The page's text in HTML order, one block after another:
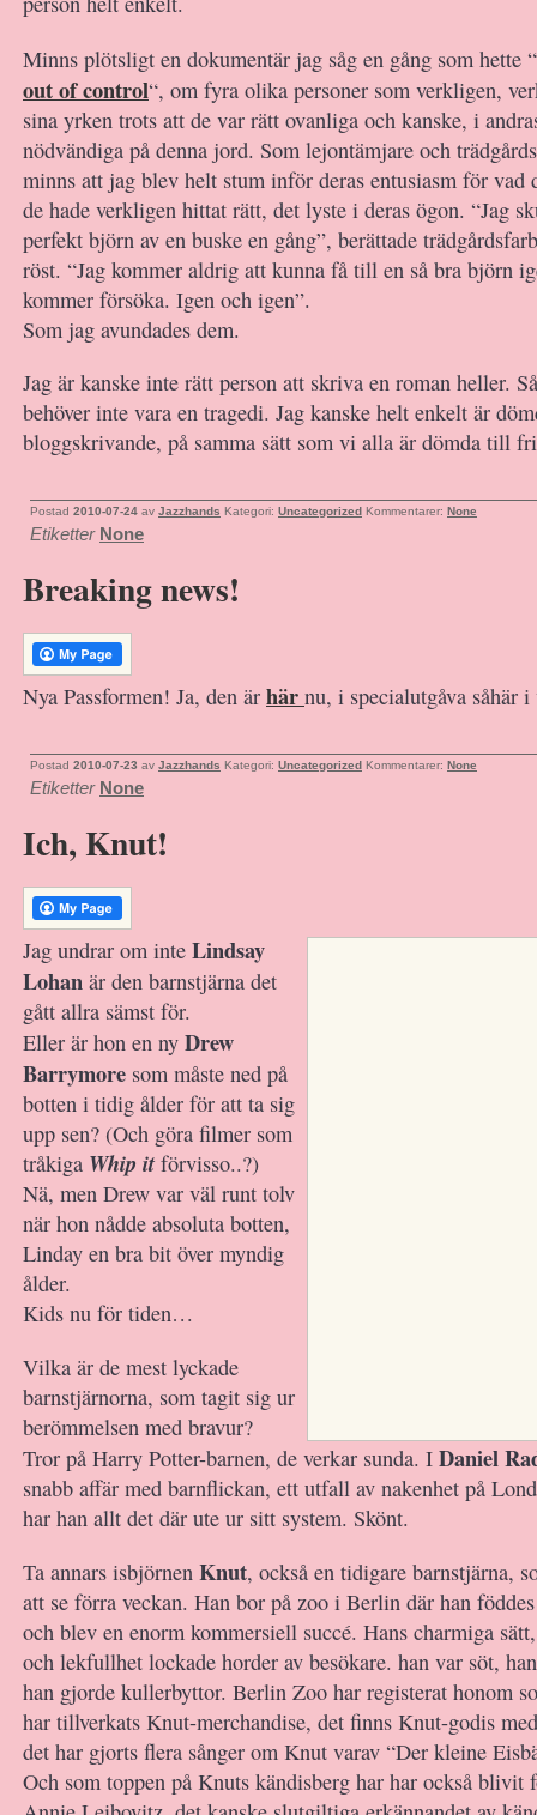
Minns plötsligt en dokumentär jag såg en gång som hette “
out of control“, om fyra olika personer som verkligen,
sina yrken trots att de var rätt ovanliga och kanske, i
nödvändiga på denna jord. Som lejontämjare och
minns att jag blev helt stum inför deras entusiasm för vad
de hade verkligen hittat rätt, det lyste i deras ögon. “Jag
perfekt björn av en buske en gång”, berättade
röst. “Jag kommer aldrig att kunna få till en så bra björn
kommer försöka. Igen och igen”.
Som jag avundades dem.
Jag är kanske inte rätt person att skriva en roman heller.
behöver inte vara en tragedi. Jag kanske helt enkelt är
bloggskrivande, på samma sätt som vi alla är dömda till
Postad 2010-07-24 av Jazzhands Kategori: Uncategorized Kommentarer: None
Etiketter None
Breaking news!
Nya Passformen! Ja, den är här nu, i specialutgåva såhär
Postad 2010-07-23 av Jazzhands Kategori: Uncategorized Kommentarer: None
Etiketter None
Ich, Knut!
Jag undrar om inte Lindsay
Lohan är den barnstjärna det
gått allra sämst för.
Eller är hon en ny Drew
Barrymore som måste ned på
botten i tidig ålder för att ta sig
upp sen? (Och göra filmer som
tråkiga Whip it förvisso..?)
Nä, men Drew var väl runt tolv
när hon nådde absoluta botten,
Linday en bra bit över myndig
ålder.
Kids nu för tiden…
Vilka är de mest lyckade
barnstjärnorna, som tagit sig ur
berömmelsen med bravur?
Tror på Harry Potter-barnen, de verkar sunda. I Daniel
snabb affär med barnflickan, ett utfall av nakenhet på
har han allt det där ute ur sitt system. Skönt.
Ta annars isbjörnen Knut, också en tidigare barnstjärna,
att se förra veckan. Han bor på zoo i Berlin där han
och blev en enorm kommersiell succé. Hans charmiga
och lekfullhet lockade horder av besökare. han var söt,
han gjorde kullerbyttor. Berlin Zoo har registerat honom
har tillverkats Knut-merchandise, det finns Knut-godis
det har gjorts flera sånger om Knut varav “Der kleine
Och som toppen på Knuts kändisberg har har också blivit